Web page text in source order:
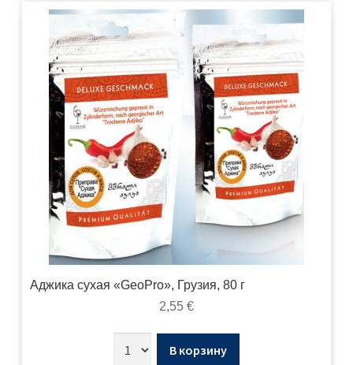
Аджика сухая «GeoPro», Грузия, 80 г
2,55 €
В корзину